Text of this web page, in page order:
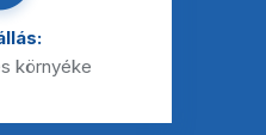
környéke